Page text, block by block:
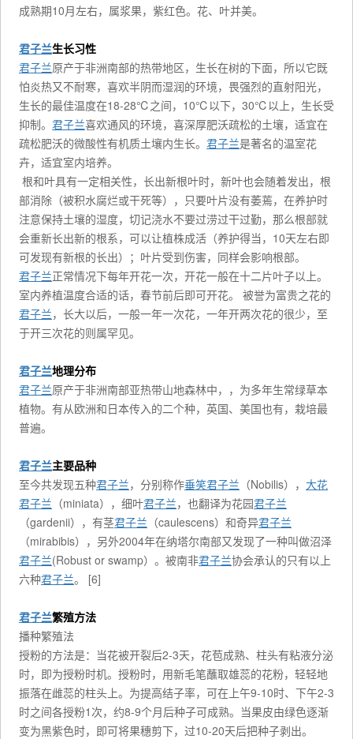
成熟期10月左右，属浆果，紫红色。花、叶并美。
君子兰生长习性
君子兰原产于非洲南部的热带地区，生长在树的下面，所以它既
怕炎热又不耐寒，喜欢半阴而湿润的环境，畏强烈的直射阳光，
生长的最佳温度在18-28℃之间，10℃以下，30℃以上，生长受
抑制。 君子兰喜欢通风的环境，喜深厚肥沃疏松的土壤，适宜在
疏松肥沃的微酸性有机质土壤内生长。 君子兰是著名的温室花
卉，适宜室内培养。
根和叶具有一定相关性，长出新根叶时，新叶也会随着发出，根
部消除（被积水腐烂或干死等），只要叶片没有萎蔫，在养护时
注意保持土壤的湿度，切记浇水不要过涝过干过勤，那么根部就
会重新长出新的根系，可以让植株成活（养护得当，10天左右即
可发现有新根的长出）；叶片受到伤害，同样会影响根部。
君子兰正常情况下每年开花一次，开花一般在十二片叶子以上。
室内养植温度合适的话，春节前后即可开花。 被誉为富贵之花的
君子兰，长大以后，一般一年一次花，一年开两次花的很少，至
于开三次花的则属罕见。
君子兰地理分布
君子兰原产于非洲南部亚热带山地森林中，，为多年生常绿草本
植物。有从欧洲和日本传入的二个种，英国、美国也有，栽培最
普遍。
君子兰主要品种
至今共发现五种君子兰，分别称作垂笑君子兰 （Nobilis）， 大花
君子兰 （miniata），细叶君子兰，也翻译为花园君子兰
（gardenii），有茎君子兰 （caulescens）和奇异君子兰
（mirabibis），另外2004年在纳塔尔南部又发现了一种叫做沼泽
君子兰(Robust or swamp）。被南非君子兰协会承认的只有以上
六种君子兰。 [6]
君子兰繁殖方法
播种繁殖法
授粉的方法是：当花被开裂后2-3天，花苞成熟、柱头有粘液分泌
时，即为授粉时机。授粉时，用新毛笔蘸取雄蕊的花粉，轻轻地
振落在雌蕊的柱头上。为提高结子率，可在上午9-10时、下午2-3
时之间各授粉1次，约8-9个月后种子可成熟。当果皮由绿色逐渐
变为黑紫色时，即可将果穗剪下，过10-20天后把种子剥出。